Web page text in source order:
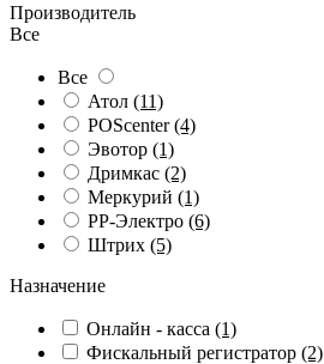
Производитель
Все
Все
Атол (11)
POScenter(4)
Эвотор (1)
Дримкас (2)
Меркурий (1)
РР-Электро (6)
Штрих (5)
Назначение
Онлайн - касса (1)
Фискальный регистратор (2)